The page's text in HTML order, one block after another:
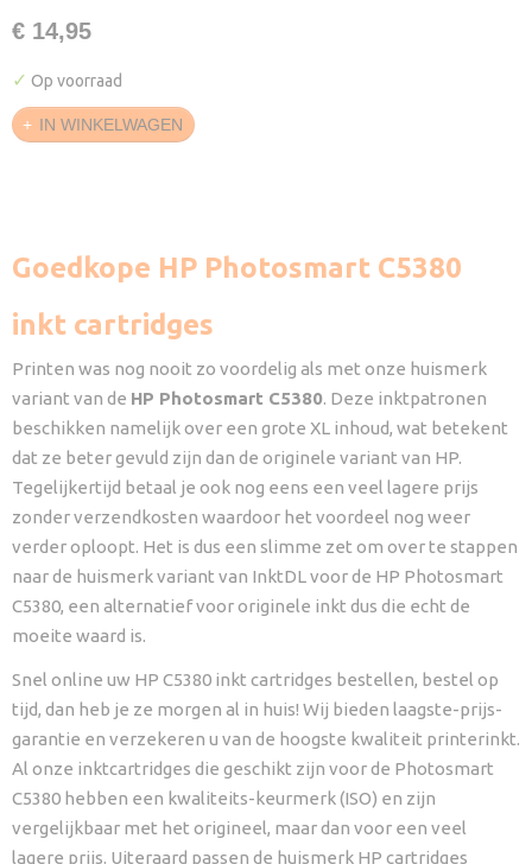
€ 14,95
✓ Op voorraad
IN WINKELWAGEN
Goedkope HP Photosmart C5380
inkt cartridges
Printen was nog nooit zo voordelig als met onze huismerk
variant van de HP Photosmart C5380. Deze inktpatronen
beschikken namelijk over een grote XL inhoud, wat betekent
dat ze beter gevuld zijn dan de originele variant van HP.
Tegelijkertijd betaal je ook nog eens een veel lagere prijs
zonder verzendkosten waardoor het voordeel nog weer
verder oploopt. Het is dus een slimme zet om over te stappen
naar de huismerk variant van InktDL voor de HP Photosmart
C5380, een alternatief voor originele inkt dus die echt de
moeite waard is.
Snel online uw HP C5380 inkt cartridges bestellen, bestel op
tijd, dan heb je ze morgen al in huis! Wij bieden laagste-prijs-
garantie en verzekeren u van de hoogste kwaliteit printerinkt.
Al onze inktcartridges die geschikt zijn voor de Photosmart
C5380 hebben een kwaliteits-keurmerk (ISO) en zijn
vergelijkbaar met het origineel, maar dan voor een veel
lagere prijs. Uiteraard passen de huismerk HP cartridges